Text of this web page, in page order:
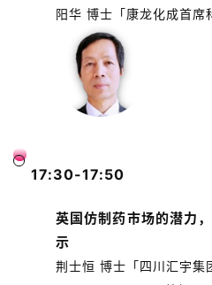
阳华 博士「康龙化成首席
17:30-17:50
英国仿制药市场的潜力
示
荆士恒 博士「四川汇宇集